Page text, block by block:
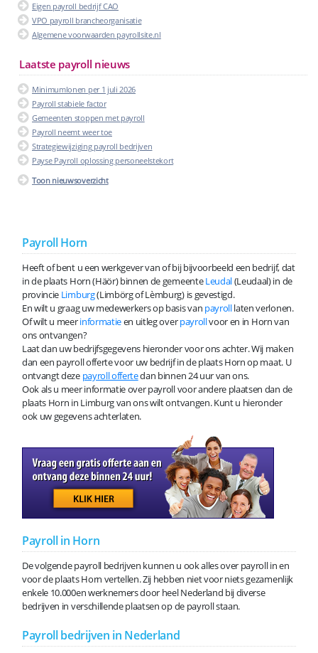
Eigen payroll bedrijf CAO
VPO payroll brancheorganisatie
Algemene voorwaarden payrollsite.nl
Laatste payroll nieuws
Minimumlonen per 1 juli 2026
Payroll stabiele factor
Gemeenten stoppen met payroll
Payroll neemt weer toe
Strategiewijziging payroll bedrijven
Payse Payroll oplossing personeelstekort
Toon nieuwsoverzicht
Payroll Horn
Heeft of bent u een werkgever van of bij bijvoorbeeld een bedrijf, dat
in de plaats Horn (Häör) binnen de gemeenteLeudal(Leudaal) in de
provincie Limburg(Limbörg of Lèmburg) is gevestigd.
En wilt u graag uw medewerkers op basis van payrolllaten verlonen.
Of wilt u meerinformatieen uitleg overpayrollvoor en in Horn van
ons ontvangen?
Laat dan uw bedrijfsgegevens hieronder voor ons achter. Wij maken
dan een payroll offerte voor uw bedrijf in de plaats Horn op maat. U
ontvangt deze payroll offertedan binnen 24 uur van ons.
Ook als u meer informatie over payroll voor andere plaatsen dan de
plaats Horn in Limburg van ons wilt ontvangen. Kunt u hieronder
ook uw gegevens achterlaten.
Payroll in Horn
De volgende payroll bedrijven kunnen u ook alles over payroll in en
voor de plaats Horn vertellen. Zij hebben niet voor niets gezamenlijk
enkele 10.000en werknemers door heel Nederland bij diverse
bedrijven in verschillende plaatsen op de payroll staan.
Payroll bedrijven in Nederland